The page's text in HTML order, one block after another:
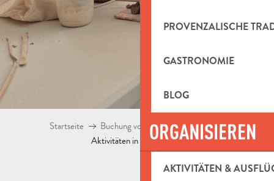
PROVENZALISCHE
GASTRONOMIE
BLOG
ORGANISIEREN
AKTIVITÄTEN &
Startseite
Buchung von Aktivitäten und Shop
Aktivitäten in Pays d’Aubagne